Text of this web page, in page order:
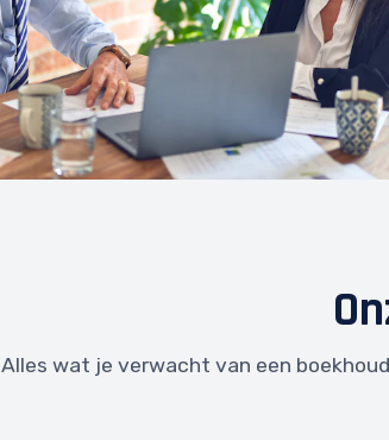
Alles wat je verwacht van een